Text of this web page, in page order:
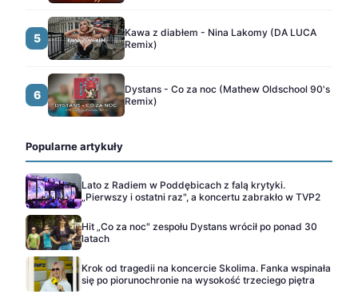
5
Kawa z diabłem - Nina Lakomy (DA LUCA
Remix)
6
Dystans - Co za noc (Mathew Oldschool 90's
Remix)
Popularne artykuły
Lato z Radiem w Poddębicach z falą krytyki.
„Pierwszy i ostatni raz", a koncertu zabrakło w TVP2
Hit „Co za noc" zespołu Dystans wrócił po ponad 30
latach
Krok od tragedii na koncercie Skolima. Fanka wspinała
się po piorunochronie na wysokość trzeciego piętra